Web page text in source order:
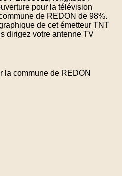
pour la télévision
de REDON de 98%.
de cet émetteur TNT
dirigez votre antenne TV
la commune de REDON